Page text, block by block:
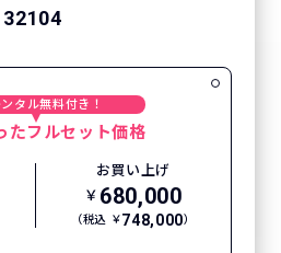
32104
ンタル無料付き！
たフルセット価格
お買い上げ
￥ 680,000
（税込 ￥748,000）